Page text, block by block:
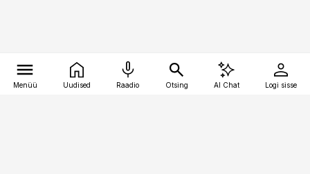
Menüü Uudised Raadio Otsing AI Chat Logi sisse